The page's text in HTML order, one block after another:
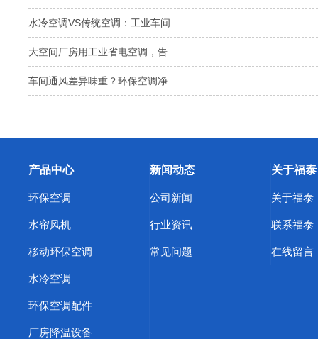
水冷空调VS传统空调：工业车间…
大空间厂房用工业省电空调，告…
车间通风差异味重？环保空调净…
产品中心
环保空调
水帘风机
移动环保空调
水冷空调
环保空调配件
厂房降温设备
新闻动态
公司新闻
行业资讯
常见问题
关于福泰
关于福泰
联系福泰
在线留言